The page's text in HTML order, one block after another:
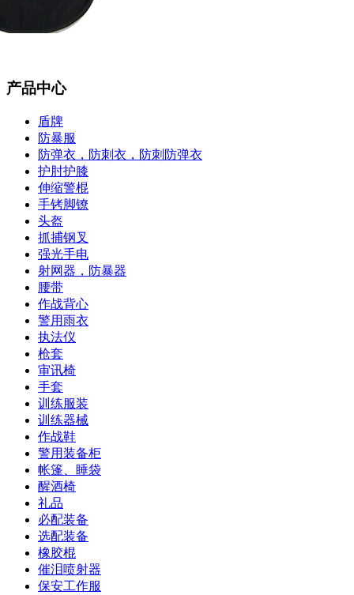
产品中心
盾牌
防暴服
防弹衣，防刺衣，防刺防弹衣
护肘护膝
伸缩警棍
手铐脚镣
头盔
抓捕钢叉
强光手电
射网器，防暴器
腰带
作战背心
警用雨衣
执法仪
枪套
审讯椅
手套
训练服装
训练器械
作战鞋
警用装备柜
帐篷、睡袋
醒酒椅
礼品
必配装备
选配装备
橡胶棍
催泪喷射器
保安工作服